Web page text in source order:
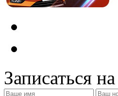
Записаться